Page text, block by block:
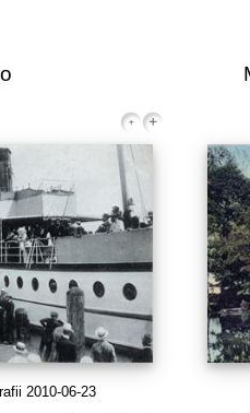
2010-06-23